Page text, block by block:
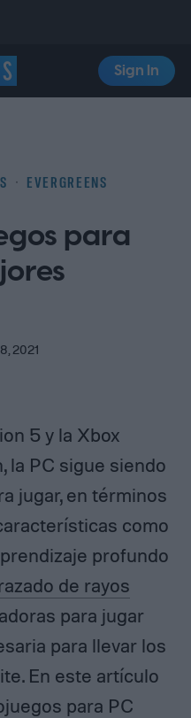
Sign In
EVERGREENS
para
2021
5 y la Xbox
la PC sigue siendo
jugar, en términos
como
profundo
de rayos
para jugar
para llevar los
En este artículo
para PC